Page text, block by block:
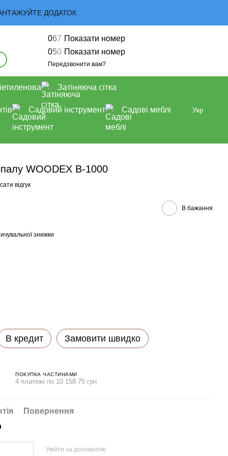
ДОДАТОК
067 Показати номер
050 Показати номер
Передзвонити вам?
Затіняюча сітка
Садовий інструмент Садові меблі Укр
WOODEX B-1000
відгук
В бажання
знижки
В кредит Замовити швидко
ПОКУПКА ЧАСТИНАМИ
4 платежі по 10 158.75 грн
Повернення
Увійти за допомогою